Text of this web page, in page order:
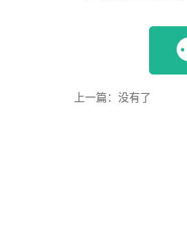
上一篇：没有了